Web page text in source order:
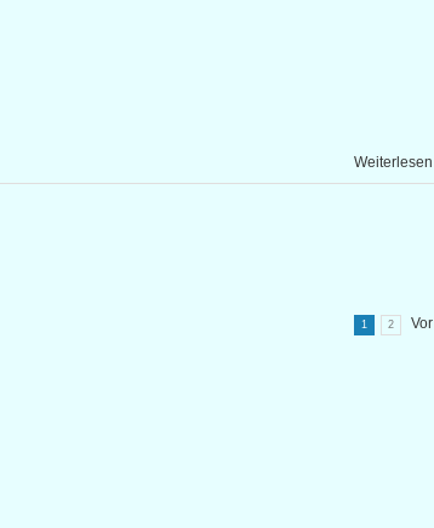
Weiterlesen
1 2 Vor